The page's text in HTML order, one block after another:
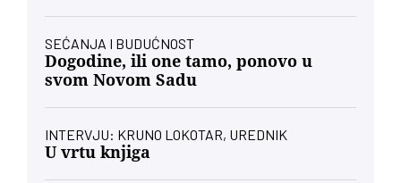
SEĆANJA I BUDUĆNOST
Dogodine, ili one tamo, ponovo u
svom Novom Sadu
INTERVJU: KRUNO LOKOTAR, UREDNIK
U vrtu knjiga